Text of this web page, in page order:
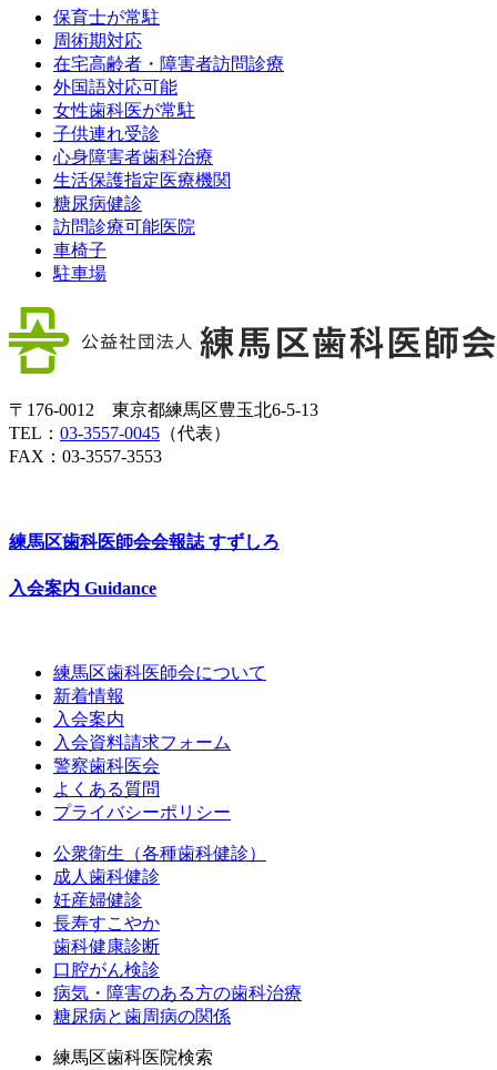
保育士が常駐
周術期対応
在宅高齢者・障害者訪問診療
外国語対応可能
女性歯科医が常駐
子供連れ受診
心身障害者歯科治療
生活保護指定医療機関
糖尿病健診
訪問診療可能医院
車椅子
駐車場
〒176-0012 東京都練馬区豊玉北6-5-13
TEL： 03-3557-0045 （代表）
FAX：03-3557-3553
練馬区歯科医師会会報誌 すずしろ
入会案内 Guidance
練馬区歯科医師会について
新着情報
入会案内
入会資料請求フォーム
警察歯科医会
よくある質問
プライバシーポリシー
公衆衛生（各種歯科健診）
成人歯科健診
妊産婦健診
長寿すこやか
歯科健康診断
口腔がん検診
病気・障害のある方の歯科治療
糖尿病と歯周病の関係
練馬区歯科医院検索